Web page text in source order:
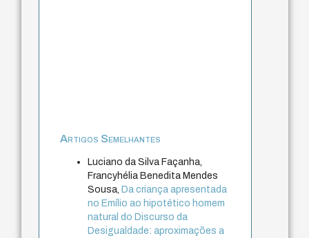
Artigos Semelhantes
Luciano da Silva Façanha,
Francyhélia Benedita Mendes
Sousa, Da criança apresentada
no Emílio ao hipotético homem
natural do Discurso da
Desigualdade: aproximações a